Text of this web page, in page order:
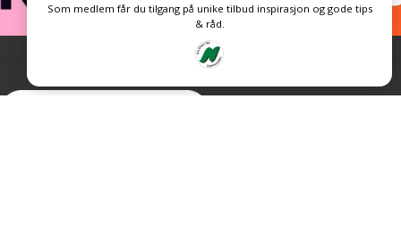
Som medlem får du tilgang på unike tilbud inspirasjon og gode tips
& råd.